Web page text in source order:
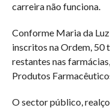
carreira não funciona.
Conforme Maria da
inscritos na Ordem, 50
restantes nas
Produtos
O sector público,